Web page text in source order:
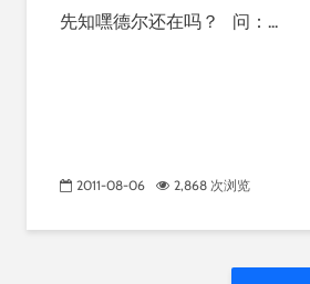
先知嘿德尔还在吗？ 问：...
2011-08-06 2,868 次浏览